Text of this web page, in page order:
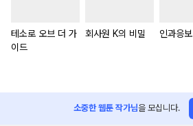
테소로 오브 더 가
이드
회사원 K의 비밀 인과응보
소중한 웹툰 작가님을 모십니다.